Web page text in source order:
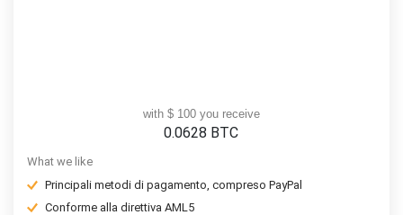
with $ 100 you receive
0.0628 BTC
What we like
Principali metodi di pagamento, compreso PayPal
Conforme alla direttiva AML5